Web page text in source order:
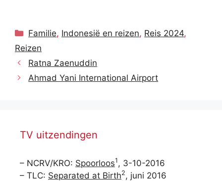
Categorieën
Familie, Indonesië en reizen, Reis 2024,
Reizen
Ratna Zaenuddin
Ahmad Yani International Airport
TV uitzendingen
– NCRV/KRO: Spoorloos1, 3-10-2016
– TLC: Separated at Birth2, juni 2016